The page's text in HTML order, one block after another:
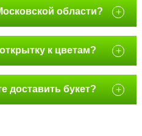
области? +
к цветам? +
доставить букет? +